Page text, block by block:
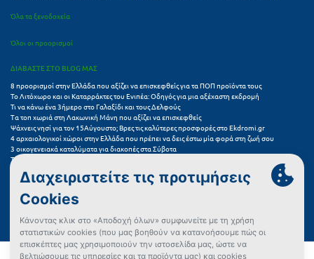
Π
Πάλαιρος
Παξοί
Παραλία Κατερίνης
Παραλία Λιτοχώρου
Παράλιο Άστρος
Όλα τα ξενοδοχεία
Όλοι οι προορισμοί
ΔΙΑΒΑΣΤΕ ΣΤΟ BLOG ΜΑΣ
8 προορισμοί στην Ελλάδα που αξίζει να επισκεφθείς για τα ΠΟΠ προϊόντα τους
Το Λιτόχωρο και οι Καταρράκτες του Ενιπέα: Οδηγός για μια αξέχαστη εκδρομή
Τι να κάνω ένα 3ήμερο στο Γαλαξίδι και τους Δελφούς
Τα τοπ χωριά στη Λακωνική Μάνη που αξίζει να επισκεφθείς
Ψάχνεις νησί για τον 15Αύγουστο; Βρες τις καλύτερες προσφορές στο Ekdromi.gr
4 αρχαιολογικοί χώροι στην Ελλάδα που πρέπει να δεις έστω μία φορά στη ζωή σου
3 οικογενειακά καταλύματα για διακοπές στα Σύβοτα
Τα 11 καλύτερα καλοκαιρινά resorts στην Ελλάδα
7 μικρά ελληνικά νησιά για αξέχαστες καλοκαιρινές διακοπές
5+1 ινσταγκραμικές παραλίες στην Ελλάδα που αξίζουν μια θέση στο feed σου
Συχνές Ερωτήσεις (FAQs) για Ξενοδοχεία